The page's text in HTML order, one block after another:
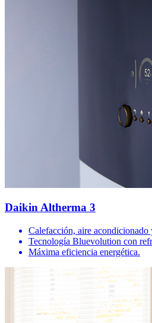
Daikin Altherma 3
Calefacción, aire
Tecnología Bluevolution con
Máxima eficiencia energética.